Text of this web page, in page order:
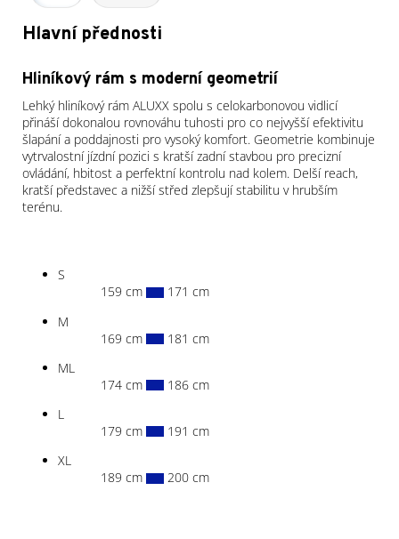
Hlavní přednosti
Hliníkový rám s moderní geometrií
Lehký hliníkový rám ALUXX spolu s celokarbonovou vidlicí
přináší dokonalou rovnováhu tuhosti pro co nejvyšší efektivitu
šlapání a poddajnosti pro vysoký komfort. Geometrie kombinuje
vytrvalostní jízdní pozici s kratší zadní stavbou pro precizní
ovládání, hbitost a perfektní kontrolu nad kolem. Delší reach,
kratší představec a nižší střed zlepšují stabilitu v hrubším
terénu.
S
159 cm
171 cm
M
169 cm
181 cm
ML
174 cm
186 cm
L
179 cm
191 cm
XL
189 cm
200 cm